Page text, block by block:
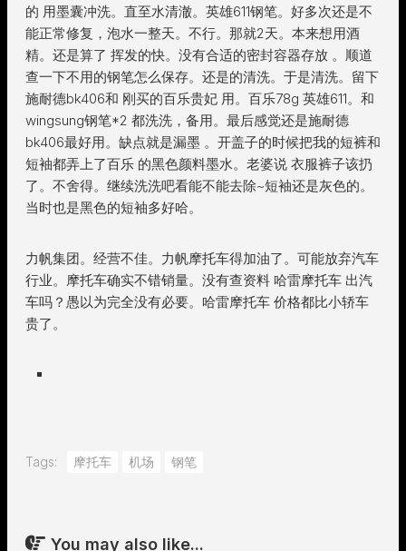
的 用墨囊冲洗。直至水清澈。英雄611钢笔。好多次还是不
能正常修复，泡水一整天。不行。那就2天。本来想用酒
精。还是算了 挥发的快。没有合适的密封容器存放 。顺道
查一下不用的钢笔怎么保存。还是的清洗。于是清洗。留下
施耐德bk406和 刚买的百乐贵妃 用。百乐78g 英雄611。和
wingsung钢笔*2 都洗洗，备用。最后感觉还是施耐德
bk406最好用。缺点就是漏墨 。开盖子的时候把我的短裤和
短袖都弄上了百乐 的黑色颜料墨水。老婆说 衣服裤子该扔
了。不舍得。继续洗洗吧看能不能去除~短袖还是灰色的。
当时也是黑色的短袖多好哈。
力帆集团。经营不佳。力帆摩托车得加油了。可能放弃汽车
行业。摩托车确实不错销量。没有查资料 哈雷摩托车 出汽
车吗？愚以为完全没有必要。哈雷摩托车 价格都比小轿车
贵了。
Tags: 摩托车 机场 钢笔
You may also like...